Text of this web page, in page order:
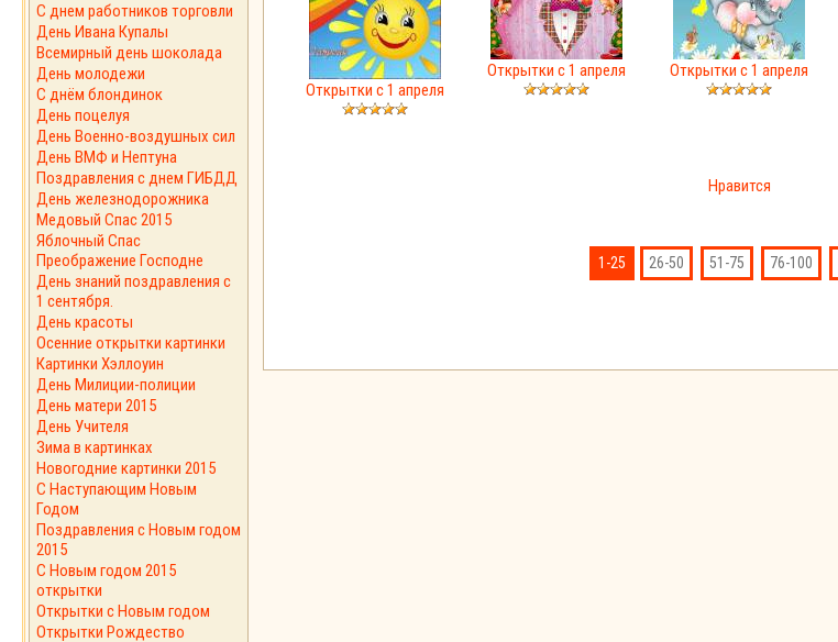
С днем работников торговли
День Ивана Купалы
Всемирный день шоколада
День молодежи
С днём блондинок
День поцелуя
День Военно-воздушных сил
День ВМФ и Нептуна
Поздравления с днем ГИБДД
День железнодорожника
Медовый Спас 2015
Яблочный Спас
Преображение Господне
День знаний поздравления с
1 сентября.
День красоты
Осенние открытки картинки
Картинки Хэллоуин
День Милиции-полиции
День матери 2015
День Учителя
Зима в картинках
Новогодние картинки 2015
С Наступающим Новым
Годом
Поздравления с Новым годом
2015
C Новым годом 2015
открытки
Открытки с Новым годом
Открытки Рождество
Открытки с 1 апреля
Открытки с 1 апреля Открытки с 1 апреля
Нравится
1-25 26-50 51-75 76-100